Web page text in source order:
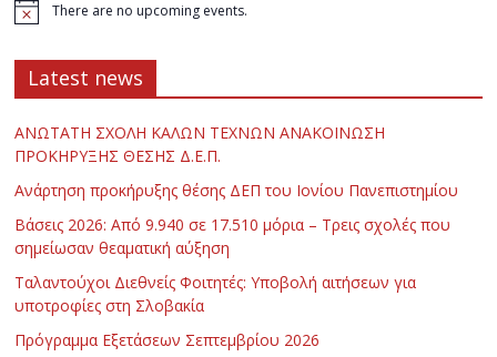
There are no upcoming events.
Latest news
ΑΝΩΤΑΤΗ ΣΧΟΛΗ ΚΑΛΩΝ ΤΕΧΝΩΝ ΑΝΑΚΟΙΝΩΣΗ
ΠΡΟΚΗΡΥΞΗΣ ΘΕΣΗΣ Δ.Ε.Π.
Ανάρτηση προκήρυξης θέσης ΔΕΠ του Ιονίου Πανεπιστημίου
Βάσεις 2026: Από 9.940 σε 17.510 μόρια – Τρεις σχολές που
σημείωσαν θεαματική αύξηση
Ταλαντούχοι Διεθνείς Φοιτητές: Υποβολή αιτήσεων για
υποτροφίες στη Σλοβακία
Πρόγραμμα Εξετάσεων Σεπτεμβρίου 2026